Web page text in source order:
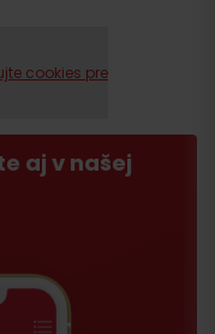
cookies pre
aj v našej